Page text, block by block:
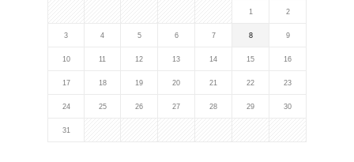
1 2
3 4 5 6 7 8 9
10 11 12 13 14 15 16
17 18 19 20 21 22 23
24 25 26 27 28 29 30
31